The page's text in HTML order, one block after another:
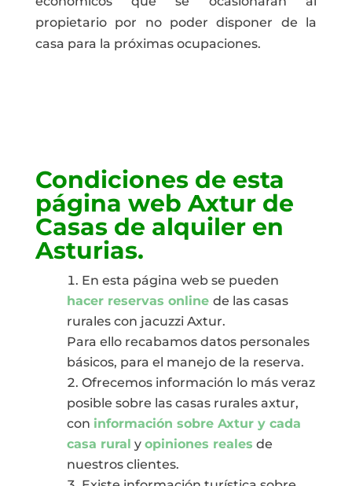
propietario por no poder disponer de la
casa para la próximas ocupaciones.
Condiciones de esta
página web Axtur de
Casas de alquiler en
Asturias.
En esta página web se pueden
hacer reservas online de las casas
rurales con jacuzzi Axtur.
Para ello recabamos datos personales
básicos, para el manejo de la reserva.
Ofrecemos información lo más veraz
posible sobre las casas rurales axtur,
con información sobre Axtur y cada
casa rural y opiniones reales de
nuestros clientes.